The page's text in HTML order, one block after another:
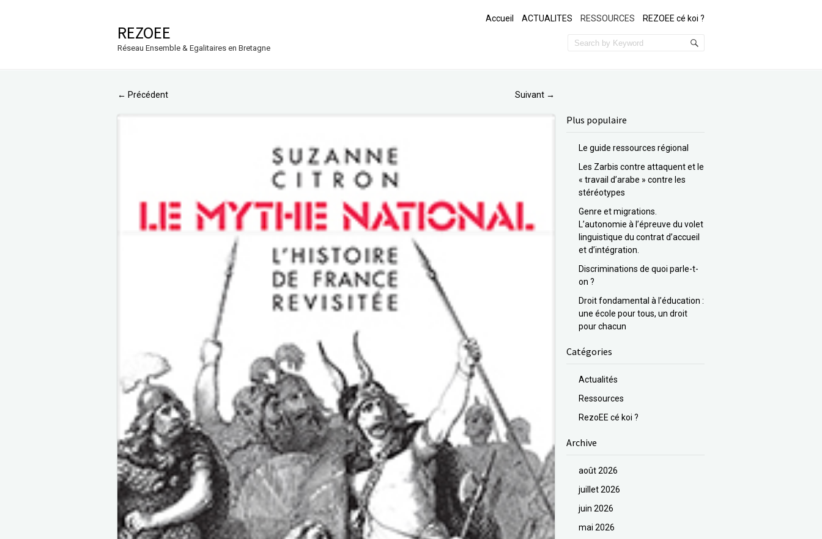
REZOEE
Réseau Ensemble & Egalitaires en Bretagne
Accueil ACTUALITES RESSOURCES REZOEE cé koi ?
← Précédent Suivant →
Plus populaire
Le guide ressources régional
Les Zarbis contre attaquent et le
« travail d’arabe » contre les
stéréotypes
Genre et migrations.
L’autonomie à l’épreuve du volet
linguistique du contrat d’accueil
et d’intégration.
Discriminations de quoi parle-t-
on ?
Droit fondamental à l’éducation :
une école pour tous, un droit
pour chacun
Catégories
Actualités
Ressources
RezoEE cé koi ?
Archive
août 2026
juillet 2026
juin 2026
mai 2026